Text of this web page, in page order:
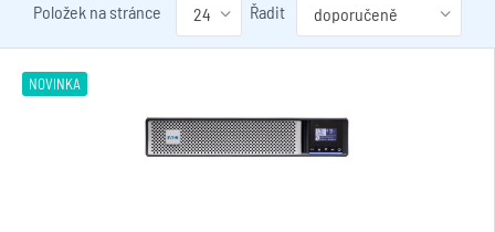
Položek na stránce Řadit
NOVINKA